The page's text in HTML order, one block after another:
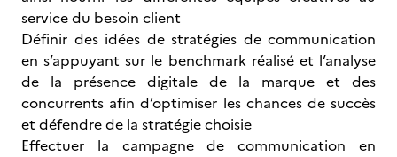
service du besoin client
Définir des idées de stratégies de communication
en s’appuyant sur le benchmark réalisé et l’analyse
de la présence digitale de la marque et des
concurrents afin d’optimiser les chances de succès
et défendre de la stratégie choisie
Effectuer la campagne de communication en